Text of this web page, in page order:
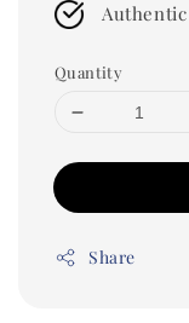
Quantity
Share